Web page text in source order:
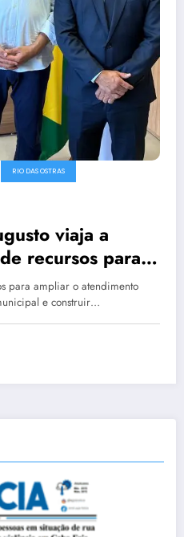
RIO DAS OSTRAS
viaja a
para ampliar o atendimento
e construir…